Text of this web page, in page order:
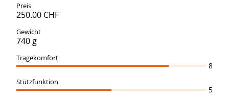
250.00 CHF
740 g
8
5